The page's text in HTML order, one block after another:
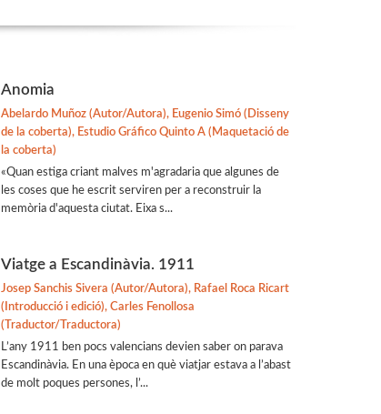
Anomia
Abelardo Muñoz (Autor/Autora), Eugenio Simó (Disseny
de la coberta), Estudio Gráfico Quinto A (Maquetació de
la coberta)
«Quan estiga criant malves m'agradaria que algunes de
les coses que he escrit serviren per a reconstruir la
memòria d'aquesta ciutat. Eixa s...
Viatge a Escandinàvia. 1911
Josep Sanchis Sivera (Autor/Autora), Rafael Roca Ricart
(Introducció i edició), Carles Fenollosa
(Traductor/Traductora)
L’any 1911 ben pocs valencians devien saber on parava
Escandinàvia. En una època en què viatjar estava a l’abast
de molt poques persones, l’...